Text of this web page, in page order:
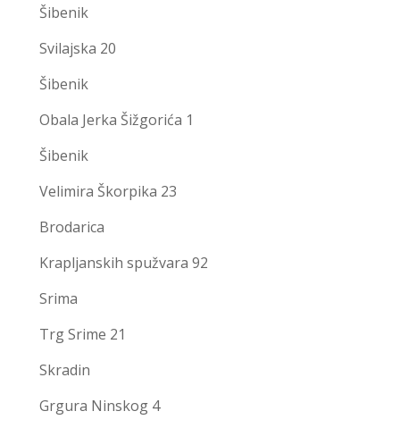
Šibenik
Svilajska 20
Šibenik
Obala Jerka Šižgorića 1
Šibenik
Velimira Škorpika 23
Brodarica
Krapljanskih spužvara 92
Srima
Trg Srime 21
Skradin
Grgura Ninskog 4